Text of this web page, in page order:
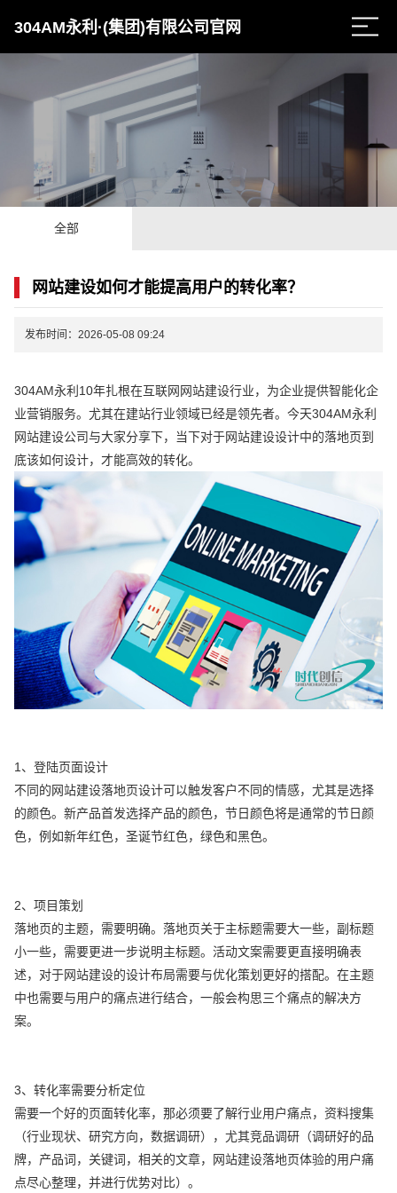
304AM永利·(集团)有限公司官网
全部
网站建设如何才能提高用户的转化率？
发布时间：2026-05-08 09:24
304AM永利10年扎根在互联网网站建设行业，为企业提供智能化企
业营销服务。尤其在建站行业领域已经是领先者。今天304AM永利
网站建设公司与大家分享下，当下对于网站建设设计中的落地页到
底该如何设计，才能高效的转化。
1、登陆页面设计
不同的网站建设落地页设计可以触发客户不同的情感，尤其是选择
的颜色。新产品首发选择产品的颜色，节日颜色将是通常的节日颜
色，例如新年红色，圣诞节红色，绿色和黑色。
2、项目策划
落地页的主题，需要明确。落地页关于主标题需要大一些，副标题
小一些，需要更进一步说明主标题。活动文案需要更直接明确表
述，对于网站建设的设计布局需要与优化策划更好的搭配。在主题
中也需要与用户的痛点进行结合，一般会构思三个痛点的解决方
案。
3、转化率需要分析定位
需要一个好的页面转化率，那必须要了解行业用户痛点，资料搜集
（行业现状、研究方向，数据调研），尤其竞品调研（调研好的品
牌，产品词，关键词，相关的文章，网站建设落地页体验的用户痛
点尽心整理，并进行优势对比）。